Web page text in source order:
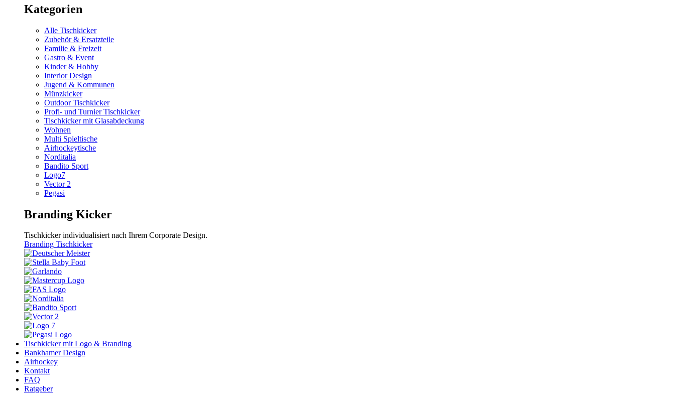
Kategorien
Alle Tischkicker
Zubehör & Ersatzteile
Familie & Freizeit
Gastro & Event
Kinder & Hobby
Interior Design
Jugend & Kommunen
Münzkicker
Outdoor Tischkicker
Profi- und Turnier Tischkicker
Tischkicker mit Glasabdeckung
Wohnen
Multi Spieltische
Airhockeytische
Norditalia
Bandito Sport
Logo7
Vector 2
Pegasi
Branding Kicker
Tischkicker individualisiert nach Ihrem Corporate Design.
Branding Tischkicker
Tischkicker mit Logo & Branding
Bankhamer Design
Airhockey
Kontakt
FAQ
Ratgeber